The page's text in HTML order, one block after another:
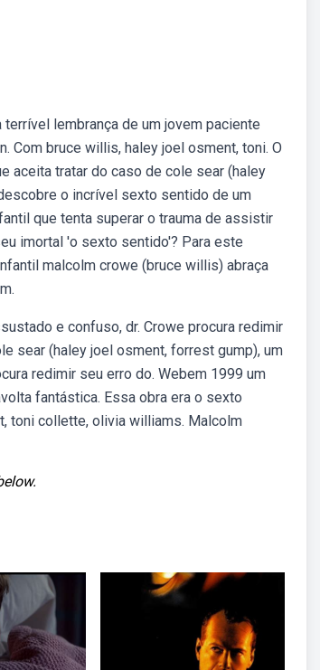
lembrança de um jovem paciente
Com bruce willis, haley joel osment, toni. O
aceita tratar do caso de cole sear (haley
o incrível sexto sentido de um
que tenta superar o trauma de assistir
imortal 'o sexto sentido'? Para este
malcolm crowe (bruce willis) abraça
e confuso, dr. Crowe procura redimir
sear (haley joel osment, forrest gump), um
redimir seu erro do. Webem 1999 um
fantástica. Essa obra era o sexto
toni collette, olivia williams. Malcolm